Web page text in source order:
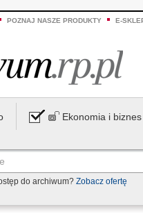
POZNAJ NASZE PRODUKTY E-
Ekonomia i biznes
do archiwum? Zobacz ofertę